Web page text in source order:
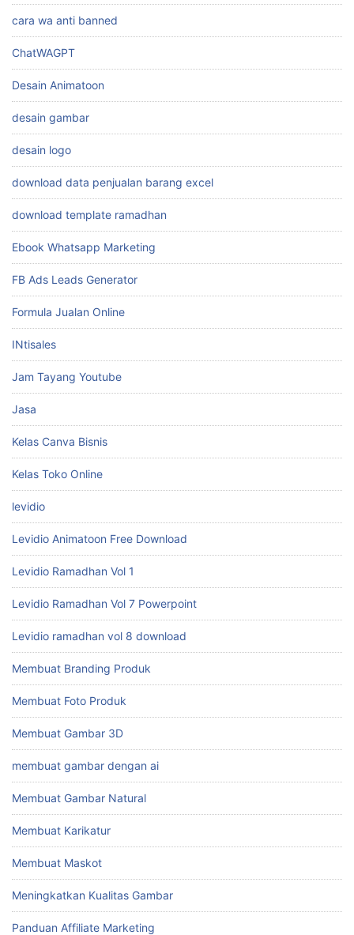
cara wa anti banned
ChatWAGPT
Desain Animatoon
desain gambar
desain logo
download data penjualan barang excel
download template ramadhan
Ebook Whatsapp Marketing
FB Ads Leads Generator
Formula Jualan Online
INtisales
Jam Tayang Youtube
Jasa
Kelas Canva Bisnis
Kelas Toko Online
levidio
Levidio Animatoon Free Download
Levidio Ramadhan Vol 1
Levidio Ramadhan Vol 7 Powerpoint
Levidio ramadhan vol 8 download
Membuat Branding Produk
Membuat Foto Produk
Membuat Gambar 3D
membuat gambar dengan ai
Membuat Gambar Natural
Membuat Karikatur
Membuat Maskot
Meningkatkan Kualitas Gambar
Panduan Affiliate Marketing